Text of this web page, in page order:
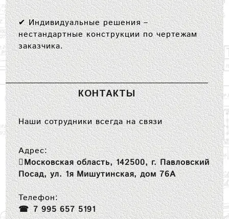
✔Индивидуальные решения–
нестандартные конструкции по чертежам
заказчика.
КОНТАКТЫ
Наши сотрудники всегда на связи
Адрес:
Московская область, 142500, г. Павловский
Посад, ул. 1я Мишутинская, дом 76А
Телефон:
7 995 657 5191